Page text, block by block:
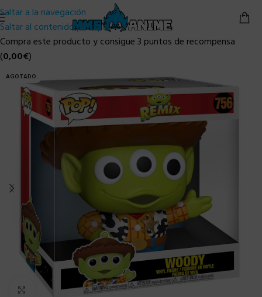
Saltar a la navegación
Saltar al contenido principal
Compra este producto y consigue 3 puntos de recompensa
(0,00€)
AGOTADO
Clic para ampliar